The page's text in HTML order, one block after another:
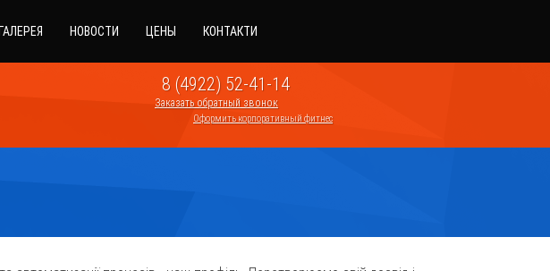
ГАЛЕРЕЯ НОВОСТИ ЦЕНЫ КОНТАКТИ
8 (4922) 52-41-14
Заказать обратный звонок
Оформить корпоративный фитнес